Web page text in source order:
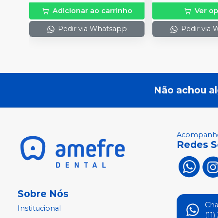
Adicionar ao carrinho
Pedir via Whatsapp
Ver
Pedir via
Não achou
Sobre Nós
Institucional
Redes